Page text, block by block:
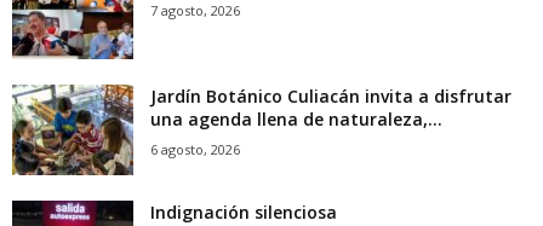
7 agosto, 2026
Jardín Botánico Culiacán invita a disfrutar
una agenda llena de naturaleza,...
6 agosto, 2026
Indignación silenciosa